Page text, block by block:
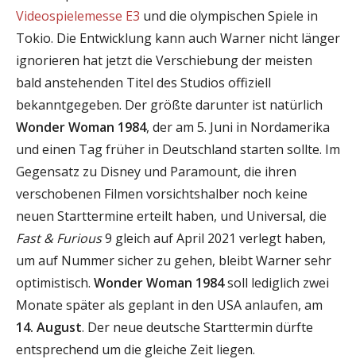
Videospielemesse E3 und die olympischen Spiele in
Tokio. Die Entwicklung kann auch Warner nicht länger
ignorieren hat jetzt die Verschiebung der meisten
bald anstehenden Titel des Studios offiziell
bekanntgegeben. Der größte darunter ist natürlich
Wonder Woman 1984, der am 5. Juni in Nordamerika
und einen Tag früher in Deutschland starten sollte. Im
Gegensatz zu Disney und Paramount, die ihren
verschobenen Filmen vorsichtshalber noch keine
neuen Starttermine erteilt haben, und Universal, die
Fast & Furious9 gleich auf April 2021 verlegt haben,
um auf Nummer sicher zu gehen, bleibt Warner sehr
optimistisch. Wonder Woman 1984soll lediglich zwei
Monate später als geplant in den USA anlaufen, am
14. August. Der neue deutsche Starttermin dürfte
entsprechend um die gleiche Zeit liegen.